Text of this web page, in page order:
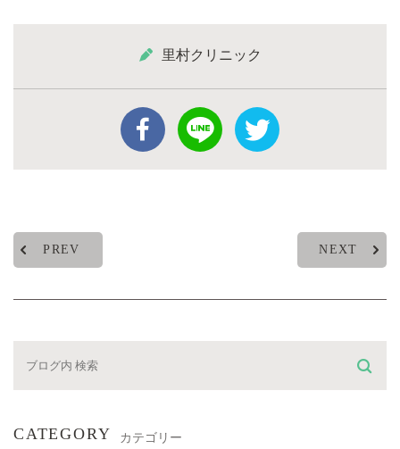
里村クリニック
PREV NEXT
CATEGORY カテゴリー